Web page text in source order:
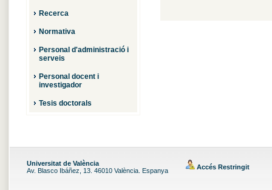
Recerca
Normativa
Personal d'administració i
serveis
Personal docent i
investigador
Tesis doctorals
Universitat de València
Av. Blasco Ibáñez, 13. 46010 València. Espanya
Accés Restringit